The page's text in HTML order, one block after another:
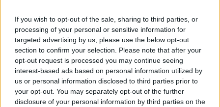
If you wish to opt-out of the sale, sharing to third parties, or
processing of your personal or sensitive information for
targeted advertising by us, please use the below opt-out
section to confirm your selection. Please note that after your
opt-out request is processed you may continue seeing
interest-based ads based on personal information utilized by
us or personal information disclosed to third parties prior to
your opt-out. You may separately opt-out of the further
disclosure of your personal information by third parties on the
al San Donato di Arezzoci sonopazienti 44 (ieri 46) e di questi 6
(ieri 5) si trovano in "Terapia Intensiva". L'azienda Sanitaria informa
che tanto in bolla Covid quanto in "Rianimazione" il60 per cento
dei ricoverati non è vaccinato. Non si registrano decessi.
"Misericordia" di Grossetoi pazienti in area Covid sono 44 (il
60 per cento non è vaccinato) mentre 6 si trovano in "Terapia
Intensiva" (il 60 per cento non è vaccinato). Registrato un
decesso: un uomo di 77 anni, vaccinato e con gravi patologie
pregresse che è morto ieri.